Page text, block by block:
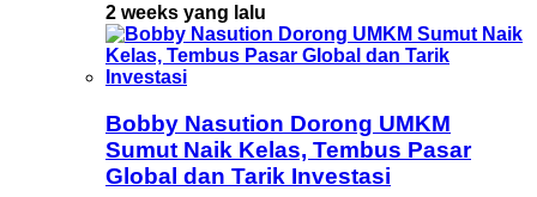
2 weeks yang lalu
Bobby Nasution Dorong UMKM
Sumut Naik Kelas, Tembus Pasar
Global dan Tarik Investasi